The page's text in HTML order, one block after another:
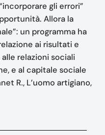
gli errori”
Allora la
un programma ha
ai risultati e
relazioni sociali
e al capitale sociale
R., L’uomo artigiano,